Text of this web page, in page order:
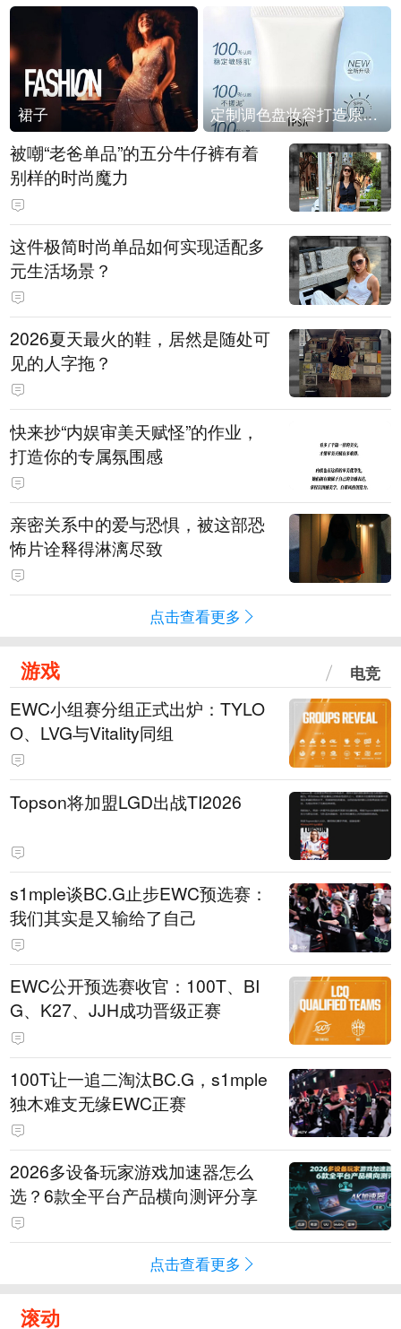
裙子 定制调色盘妆容打造原生之美
被嘲“老爸单品”的五分牛仔裤有着
别样的时尚魔力
这件极简时尚单品如何实现适配多
元生活场景？
2026夏天最火的鞋，居然是随处可
见的人字拖？
快来抄“内娱审美天赋怪”的作业，
打造你的专属氛围感
亲密关系中的爱与恐惧，被这部恐
怖片诠释得淋漓尽致
点击查看更多
游戏 电竞
EWC小组赛分组正式出炉：TYLO
O、LVG与Vitality同组
Topson将加盟LGD出战TI2026
s1mple谈BC.G止步EWC预选赛：
我们其实是又输给了自己
EWC公开预选赛收官：100T、BI
G、K27、JJH成功晋级正赛
100T让一追二淘汰BC.G，s1mple
独木难支无缘EWC正赛
2026多设备玩家游戏加速器怎么
选？6款全平台产品横向测评分享
点击查看更多
滚动